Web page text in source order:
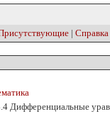
| Справка
Дифференциальные